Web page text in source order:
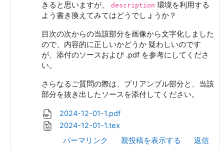
きると思いますが、
description 環境を利用する
よう書き換えてみてはどうでしょうか？
目次の次からの当該部分を画像から文字化しました
ので、内容的に正しいかどうか 疑わしいのです
が、添付のソースおよび .pdf を参考にしてくださ
い。
さらなるご質問の際は、プリアンブル部分と、当該
部分を抜き出したソースを添付してください。
2024-12-01-1.pdf
2024-12-01-1.tex
パーマリンク
親投稿を表示する 返信